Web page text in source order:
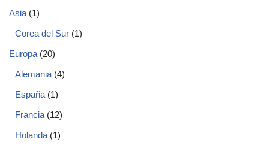
Asia(1)
Corea del Sur (1)
Europa(20)
Alemania(4)
España(1)
Francia(12)
Holanda(1)